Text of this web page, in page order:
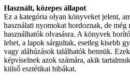
Használt, közepes állapot
Ez a kategória olyan könyveket jelent,
használati nyomokat hordoznak, de még
használhatók olvasásra. A könyvek
lehet, a lapok sárgultak, esetleg kisebb
vagy aláhúzások találhatók bennük.
képviselnek azok számára, akik
külső esztétikai hibákat.